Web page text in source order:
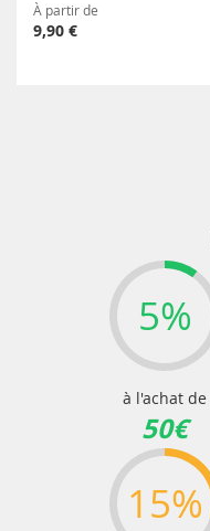
À partir de
9,90 €
5%
à l'achat de
50€
15%